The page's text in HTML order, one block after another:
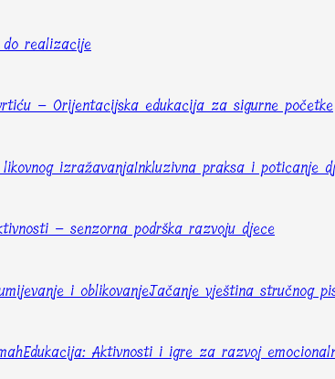
realizacije
– Orijentacijska edukacija za sigurne početke
izražavanjaInkluzivna praksa i poticanje
– senzorna podrška razvoju djece
i oblikovanjeJačanje vještina stručnog
Edukacija: Aktivnosti i igre za razvoj